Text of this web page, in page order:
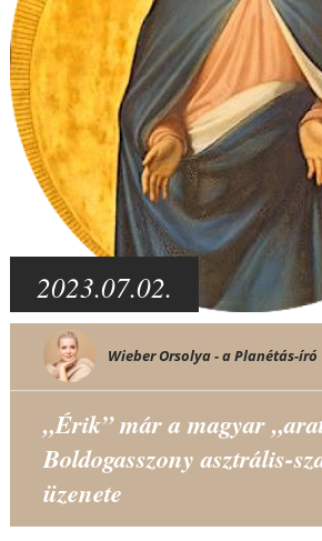
2023.07.02.
Wieber Orsolya - a Planétás-író
„Érik” már a magyar
Boldogasszony asztrális-
üzenete